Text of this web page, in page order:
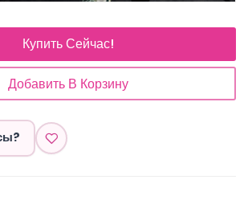
Купить Сейчас!
Добавить В Корзину